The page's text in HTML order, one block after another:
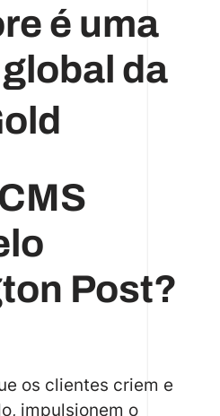
é uma
da
Post?
os clientes criem e
impulsionem o